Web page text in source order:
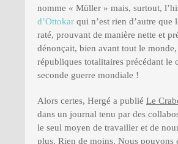
nomme « Müller » mais, surtout,
d’Ottokar qui n’est rien d’autre que
raté, prouvant de manière nette et
dénonçait, bien avant tout le
républiques totalitaires précédant le
seconde guerre mondiale !
Alors certes, Hergé a publié Le
dans un journal tenu par des
le seul moyen de travailler et de
plus. Rien de moins. Nous pouvons